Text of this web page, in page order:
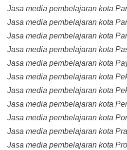
Jasa media pembelajaran kota
Jasa media pembelajaran kota
Jasa media pembelajaran kota
Jasa media pembelajaran kota
Jasa media pembelajaran kota
Jasa media pembelajaran kota
Jasa media pembelajaran kota
Jasa media pembelajaran kota
Jasa media pembelajaran kota
Jasa media pembelajaran kota
Jasa media pembelajaran kota